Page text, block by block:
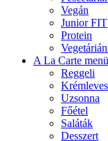
Vegán
Junior FIT
Protein
A La Carte menü
Reggeli
Uzsonna
Főétel
Saláták
Desszert